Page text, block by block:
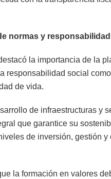
normas y responsabilidad
la importancia de la
responsabilidad social
de vida.
de infraestructuras y
que garantice su
de inversión, gestión y
la formación en valores